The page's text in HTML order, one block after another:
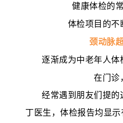
健康体检的常
体检项目的不
颈动脉
逐渐成为中老年人体
在门诊
经常遇到朋友们提的
丁医生，体检报告均显示